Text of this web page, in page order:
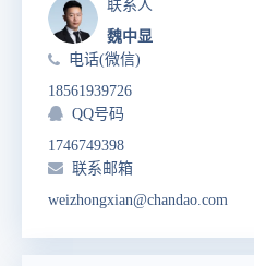
联系人
魏中显
电话(微信)
18561939726
QQ号码
1746749398
联系邮箱
weizhongxian@chandao.com